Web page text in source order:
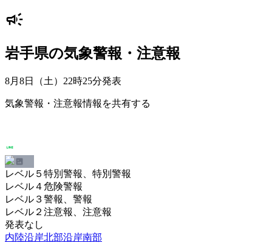
岩手県の気象警報・注意報
8月8日（土）22時25分発表
気象警報・注意報情報を共有する
レベル５特別警報、特別警報
レベル４危険警報
レベル３警報、警報
レベル２注意報、注意報
発表なし
内陸沿岸北部沿岸南部